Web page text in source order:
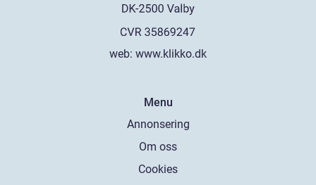
web: www.klikko.dk
Menu
Annonsering
Om oss
Cookies